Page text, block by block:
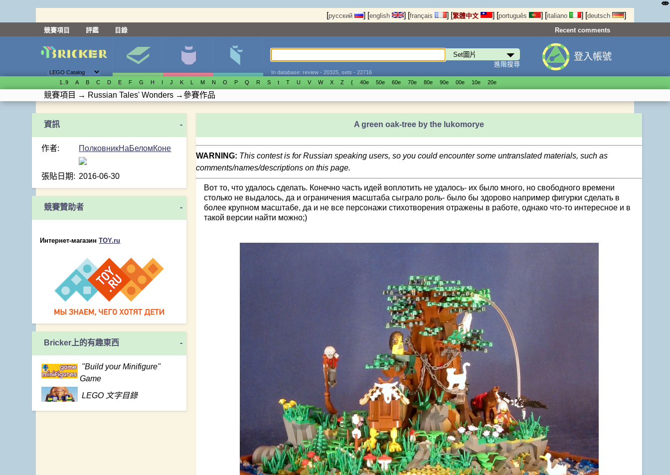
[русский ] [english ] [français ] [繁體中文 ] [português ] [italiano ] [deutsch ]
競賽項目 評鑑 目錄 Recent comments
進階搜尋
In database: review - 20325, sets - 22716
登入帳號
1..9 A B C D E F G H I J K L M N O P Q R S t T U V W X Z { 40е 50е 60е 70е 80е 90е 00е 10е 20е
競賽項目 → Russian Tales' Wonders →參賽作品
-
作者: ПолковникНаБеломКоне
張貼日期: 2016-06-30
競賽贊助者 -
Интернет-магазинTOY.ru
Bricker上的有趣東西 -
"Build your Minifigure"
Game
LEGO 文字目錄
A green oak-tree by the lukomorye
WARNING: This contest is for Russian speaking users, so you could encounter some untranslated materials, such as
comments/names/descriptions on this page.
Вот то, что удалось сделать. Конечно часть идей воплотить не удалось- их было много, но свободного времени
столько не выдалось, да и ограничения масштаба сыграло роль- было бы здорово например фигурки сделать в
более крупном масштабе, да и не все персонажи стихотворения отражены в работе, однако что-то интересное и в
такой версии найти можно;)
⤄